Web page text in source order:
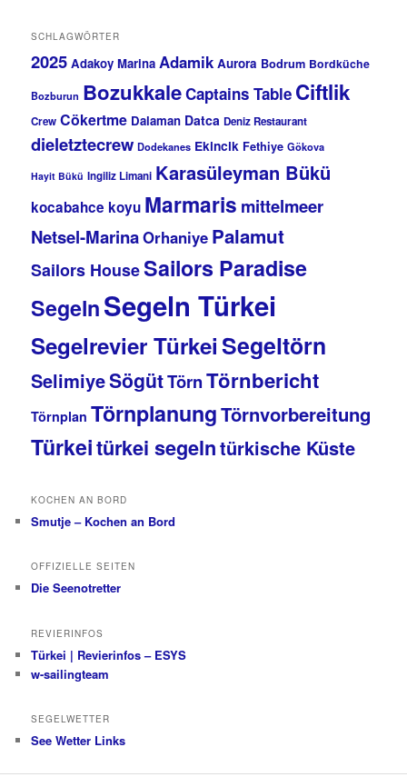
SCHLAGWÖRTER
2025 Adakoy Marina Adamik Aurora Bodrum Bordküche
Bozburun BozukkaleCaptains Table Ciftlik
Crew Cökertme Dalaman Datca Deniz Restaurant
dieletztecrew Dodekanes Ekincik Fethiye Gökova
Hayit Bükü Ingiliz Limani Karasüleyman Bükü
kocabahce koyu Marmaris mittelmeer
Netsel-MarinaOrhaniye Palamut
Sailors HouseSailors Paradise
SegelnSegeln Türkei
Segelrevier TürkeiSegeltörn
SelimiyeSögütTörnTörnbericht
Törnplan TörnplanungTörnvorbereitung
Türkeitürkei segelntürkische Küste
KOCHEN AN BORD
Smutje – Kochen an Bord
OFFIZIELLE SEITEN
Die Seenotretter
REVIERINFOS
Türkei | Revierinfos – ESYS
w-sailingteam
SEGELWETTER
See Wetter Links